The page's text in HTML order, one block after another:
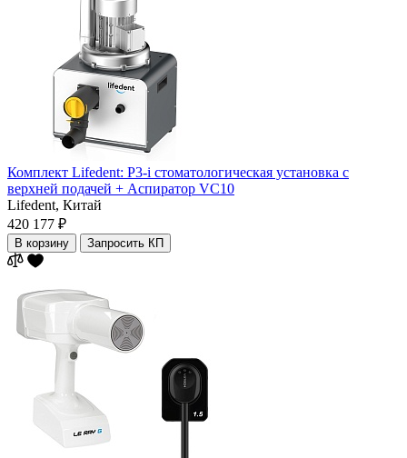
Комплект Lifedent: P3-i стоматологическая установка с
верхней подачей + Аспиратор VC10
Lifedent, Китай
420 177 ₽
В корзину Запросить КП